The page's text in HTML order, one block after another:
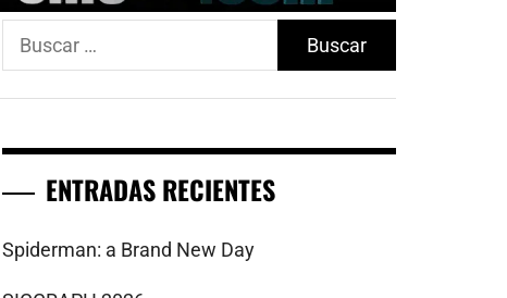
Buscar:
ENTRADAS RECIENTES
Spiderman: a Brand New Day